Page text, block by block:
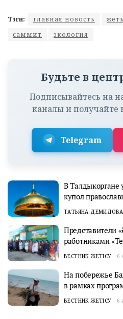
Тэги: главная новость
саммит
экология
Будьте в
Подписывайтесь на
каналы и получайте
Telegram
В
купол
ТАТЬЯНА ДЕМИДОВА
Представители
работниками
ВЕСТНИК ЖЕТІСУ 6
На побережье
в рамках
ВЕСТНИК ЖЕТІСУ 6